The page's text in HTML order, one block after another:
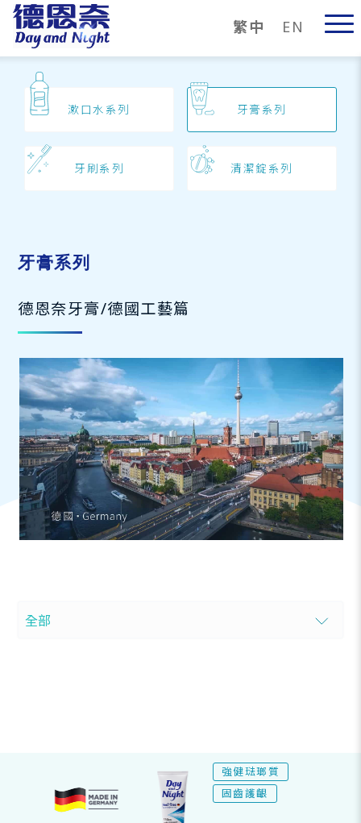
繁中 EN
漱口水系列 牙膏系列
牙刷系列 清潔錠系列
牙膏系列
德恩奈牙膏/德國工藝篇
強健琺瑯質
固齒護齦